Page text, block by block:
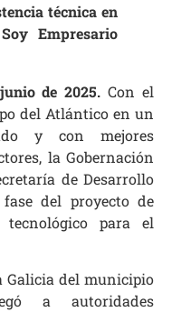
técnica en
Empresario
de 2025. Con el
del Atlántico en un
y con mejores
la Gobernación
de Desarrollo
del proyecto de
para el
Galicia del municipio
a autoridades